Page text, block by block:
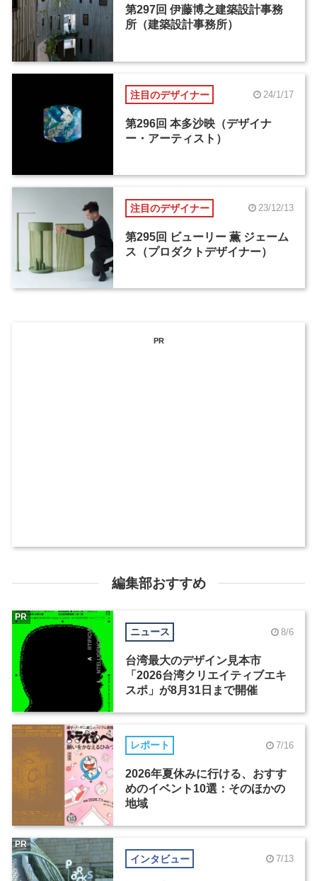
第297回 伊藤博之建築設計事務
所（建築設計事務所）
注目のデザイナー 24/1/17
第296回 本多沙映（デザイナ
ー・アーティスト）
注目のデザイナー 23/12/13
第295回 ビューリー 薫 ジェーム
ス（プロダクトデザイナー）
PR
編集部おすすめ
ニュース 8/6
台湾最大のデザイン見本市
「2026台湾クリエイティブエキ
スポ」が8月31日まで開催
PR
レポート 7/16
2026年夏休みに行ける、おすす
めのイベント10選：そのほかの
地域
インタビュー 7/13
PR